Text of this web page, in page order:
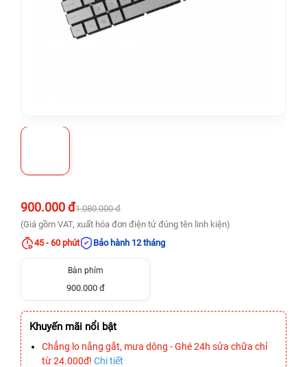
900.000 đ1.080.000 đ
(Giá gồm VAT, xuất hóa đơn điện tử đúng tên linh kiện)
45 - 60 phút
Bảo hành 12 tháng
Bàn phím
900.000 đ
Khuyến mãi nổi bật
Chẳng lo nắng gắt, mưa dông - Ghé 24h sửa chữa chỉ
từ 24.000đ! Chi tiết